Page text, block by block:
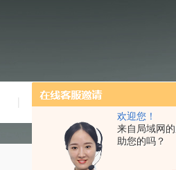
欢迎您！
来自局域网
助您的吗？
技术文章